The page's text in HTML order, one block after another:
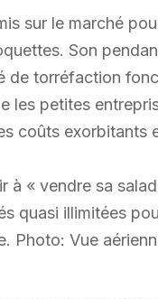
sur le marché
Son
de torréfaction
les petites
coûts exorbitants
à « vendre sa
quasi illimitées
Photo: Vue